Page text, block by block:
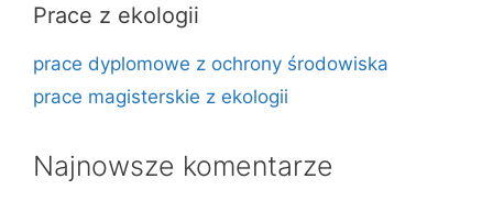
Prace z ekologii
prace dyplomowe z ochrony środowiska
prace magisterskie z ekologii
Najnowsze komentarze